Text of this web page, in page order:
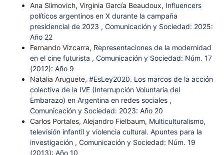
Ana Slimovich, Virginia García Beaudoux, Influencers
políticos argentinos en X durante la campaña
presidencial de 2023 , Comunicación y Sociedad: 2025:
Año 22
Fernando Vizcarra, Representaciones de la modernidad
en el cine futurista , Comunicación y Sociedad: Núm. 17
(2012): Año 9
Natalia Aruguete, #EsLey2020. Los marcos de la acción
colectiva de la IVE (Interrupción Voluntaria del
Embarazo) en Argentina en redes sociales ,
Comunicación y Sociedad: 2023: Año 20
Carlos Portales, Alejandro Fielbaum, Multiculturalismo,
televisión infantil y violencia cultural. Apuntes para la
investigación , Comunicación y Sociedad: Núm. 19
(2013): Año 10